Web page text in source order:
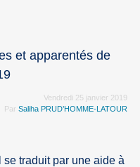
et apparentés de
Vendredi 25 janvier 2019
Par Saliha PRUD’HOMME-LATOUR
traduit par une aide à